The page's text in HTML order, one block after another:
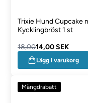
Trixie Hund Cupcake
Kycklingbröst 1 st
18,0014,00 SEK
Lägg i varukorg
Mängdrabatt